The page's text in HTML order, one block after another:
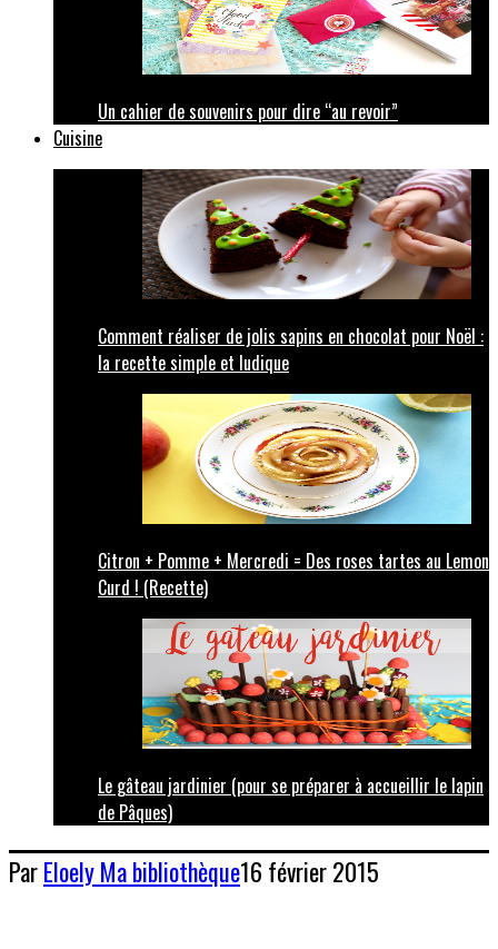
Un cahier de souvenirs pour dire “au revoir”
Cuisine
Comment réaliser de jolis sapins en chocolat pour Noël :
la recette simple et ludique
Citron + Pomme + Mercredi = Des roses tartes au Lemon
Curd ! (Recette)
Le gâteau jardinier (pour se préparer à accueillir le lapin
de Pâques)
ParEloelyMa bibliothèque16 février 2015